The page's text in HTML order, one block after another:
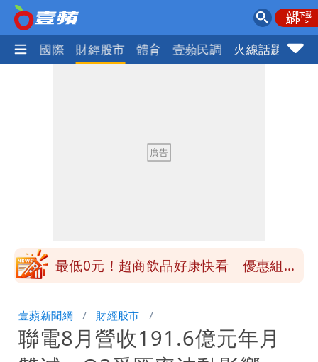
社會 國際 財經股市 體育 壹蘋民調 火線話題
昔痛罵「陳時中擋疫苗」被翻出 黃智賢
最低0元！超商飲品好康快看 優惠組一
「海豚跳」
楊千霈一打二帶女兒出國 崩潰哭得極狼
壹蘋新聞網 財經股市
聯電8月營收191.6億元年月